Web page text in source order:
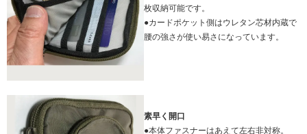
枚収納可能です。
●カードポケット側はウレタン芯材内蔵で
腰の強さが使い易さになっています。
素早く開口
●本体ファスナーはあえて左右非対称。